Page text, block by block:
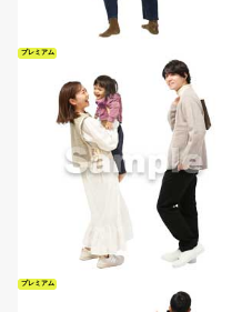
プレミアム
プレミアム